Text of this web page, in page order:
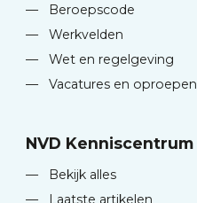
—
Beroepscode
—
Werkvelden
—
Wet en regelgeving
—
Vacatures en oproepen
NVD Kenniscentrum
—
Bekijk alles
—
Laatste artikelen